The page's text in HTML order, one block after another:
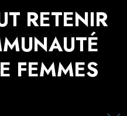
RETENIR
FEMMES